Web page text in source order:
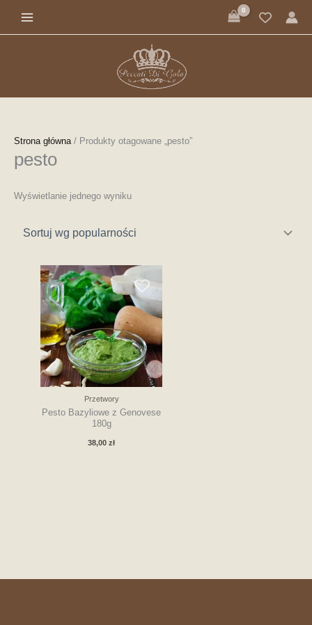
Strona główna/ Produkty otagowane „pesto”
pesto
Wyświetlanie jednego wyniku
Przetwory
Pesto Bazyliowe z Genovese
180g
38,00zł